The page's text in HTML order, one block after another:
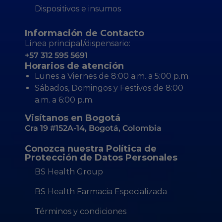
Dispositivos e insumos
Información de Contacto
Línea principal/dispensario:
+57 312 595 5691
Horarios de atención
Lunes a Viernes de 8:00 a.m. a 5:00 p.m.
Sábados, Domingos y Festivos de 8:00
a.m. a 6:00 p.m.
Visítanos en Bogotá
Cra 19 #152A-14, Bogotá, Colombia
Conozca nuestra Política de
Protección de Datos Personales
BS Health Group
BS Health Farmacia Especializada
Términos y condiciones